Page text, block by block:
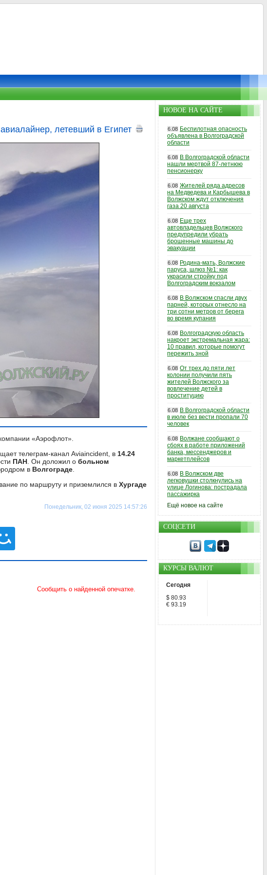
летевший в Египет
«Аэрофлот».
телеграм-канал Aviaincident, в 14.24
ПАН . Он доложил о больном
в Волгограде
по маршруту и приземлился в Хургаде
Понедельник, 02 июня 2025 14:57:26
НОВОЕ НА САЙТЕ
6.08 Беспилотная опасность
объявлена в Волгоградской
области
6.08 В Волгоградской области
нашли мертвой 87-летнюю
пенсионерку
6.08 Жителей ряда адресов
на Медведева и Карбышева в
Волжском ждут отключения
газа 20 августа
6.08 Еще трех
автовладельцев Волжского
предупредили убрать
брошенные машины до
эвакуации
6.08 Родина-мать, Волжские
паруса, шлюз №1: как
украсили стройку под
Волгоградским вокзалом
6.08 В Волжском спасли двух
парней, которых отнесло на
три сотни метров от берега
во время купания
6.08 Волгоградскую область
накроет экстремальная жара:
10 правил, которые помогут
пережить зной
6.08 От трех до пяти лет
колонии получили пять
жителей Волжского за
вовлечение детей в
проституцию
6.08 В Волгоградской области
в июле без вести пропали 70
человек
6.08 Волжане сообщают о
сбоях в работе приложений
банка, мессенджеров и
маркетплейсов
6.08 В Волжском две
легковушки столкнулись на
улице Логинова: пострадала
пассажирка
Ещё новое на сайте
СОЦСЕТИ
КУРСЫ ВАЛЮТ
Сегодня
$ 80.93
€ 93.19